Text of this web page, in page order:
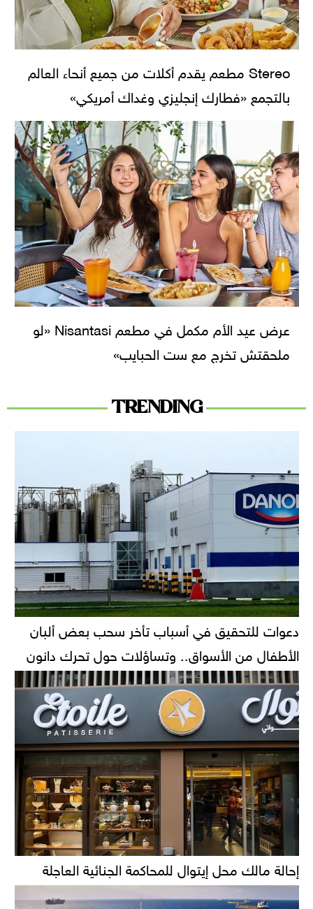
Stereo مطعم يقدم أكلات من جميع أنحاء العالم
بالتجمع «فطارك إنجليزي وغداك أمريكي»
عرض عيد الأم مكمل في مطعم Nisantasi «لو
ملحقتش تخرج مع ست الحبايب»
TRENDING
دعوات للتحقيق في أسباب تأخر سحب بعض ألبان
الأطفال من الأسواق.. وتساؤلات حول تحرك دانون
إحالة مالك محل إيتوال للمحاكمة الجنائية العاجلة